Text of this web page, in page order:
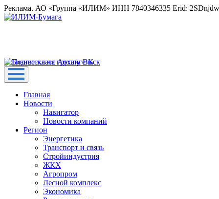
Реклама. АО «Группа «ИЛИМ» ИНН 7840346335 Erid:
Главная
Новости
Навигатор
Новости компаний
Регион
Энергетика
Транспорт и связь
Стройиндустрия
ЖКХ
Агропром
Лесной комплекс
Экономика